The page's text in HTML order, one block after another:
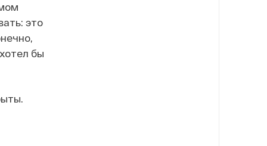
это
бы